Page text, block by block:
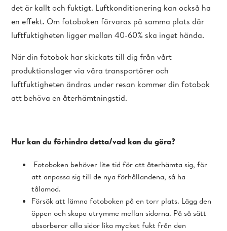
det är kallt och fuktigt. Luftkonditionering kan också ha
en effekt. Om fotoboken förvaras på samma plats där
luftfuktigheten ligger mellan 40-60% ska inget hända.
När din fotobok har skickats till dig från vårt
produktionslager via våra transportörer och
luftfuktigheten ändras under resan kommer din fotobok
att behöva en återhämtningstid.
Hur kan du förhindra detta/vad kan du göra?
Fotoboken behöver lite tid för att återhämta sig, för
att anpassa sig till de nya förhållandena, så ha
tålamod.
Försök att lämna fotoboken på en torr plats. Lägg den
öppen och skapa utrymme mellan sidorna. På så sätt
absorberar alla sidor lika mycket fukt från den